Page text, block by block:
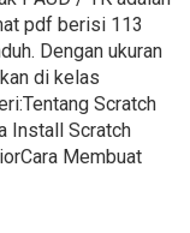
pdf berisi 113
Dengan ukuran
di kelas
Scratch
Install Scratch
Membuat